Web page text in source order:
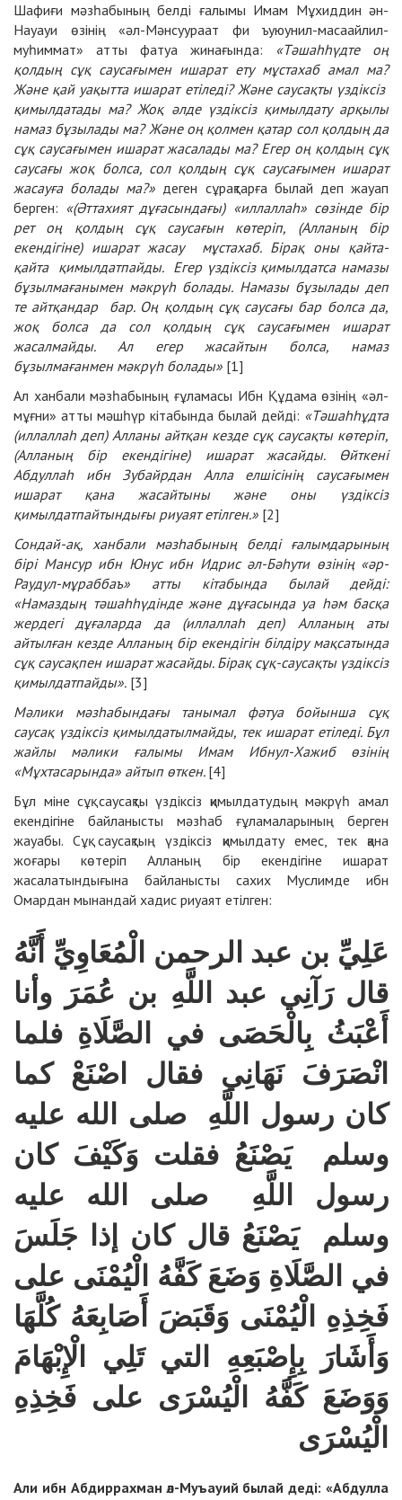
Шафиғи мәзһабының белді ғалымы Имам Мұхиддин ән-
Науауи өзінің «әл-Мәнсуураат фи ъуюунил-масаайлил-
муһиммат» атты фатуа жинағында: «Тәшаһһүдте оң
қолдың сұқ саусағымен ишарат ету мұстахаб амал ма?
Және қай уақытта ишарат етіледі? Және саусақты үздіксіз
қимылдатады ма? Жоқ әлде үздіксіз қимылдату арқылы
намаз бұзылады ма? Және оң қолмен қатар сол қолдың да
сұқ саусағымен ишарат жасалады ма? Егер оң қолдың сұқ
саусағы жоқ болса, сол қолдың сұқ саусағымен ишарат
жасауға болады ма?» деген сұрақтарға былай деп жауап
берген: «(Әттахият дұғасындағы) «иллаллаһ» сөзінде бір
рет оң қолдың сұқ саусағын көтеріп, (Алланың бір
екендігіне) ишарат жасау мұстахаб. Бірақ оны қайта-
қайта қимылдатпайды. Егер үздіксіз қимылдатса намазы
бұзылмағанымен мәкрүһ болады. Намазы бұзылады деп
те айтқандар бар. Оң қолдың сұқ саусағы бар болса да,
жоқ болса да сол қолдың сұқ саусағымен ишарат
жасалмайды. Ал егер жасайтын болса, намаз
бұзылмағанмен мәкрүһ болады» [1]
Ал ханбали мәзһабының ғұламасы Ибн Құдама өзінің «әл-
мұғни» атты мәшһүр кітабында былай дейді: «Тәшаһһұдта
(иллаллаһ деп) Алланы айтқан кезде сұқ саусақты көтеріп,
(Алланың бір екендігіне) ишарат жасайды. Өйткені
Абдуллаһ ибн Зубайрдан Алла елшісінің саусағымен
ишарат қана жасайтыны және оны үздіксіз
қимылдатпайтындығы риуаят етілген.» [2]
Сондай-ақ, ханбали мәзһабының белді ғалымдарының
бірі Мансур ибн Юнус ибн Идрис әл-Бәһути өзінің «әр-
Раудул-мұраббаъ» атты кітабында былай дейді:
«Намаздың тәшаһһүдінде және дұғасында уа һәм басқа
жердегі дұғаларда да (иллаллаһ деп) Алланың аты
айтылған кезде Алланың бір екендігін білдіру мақсатында
сұқ саусақпен ишарат жасайды. Бірақ сұқ-саусақты үздіксіз
қимылдатпайды». [3]
Мәлики мәзһабындағы танымал фәтуа бойынша сұқ
саусақ үздіксіз қимылдатылмайды, тек ишарат етіледі. Бұл
жайлы мәлики ғалымы Имам Ибнул-Хажиб өзінің
«Мұхтасарында» айтып өткен. [4]
Бұл міне сұқ саусақты үздіксіз қимылдатудың мәкрүһ амал
екендігіне байланысты мәзһаб ғұламаларының берген
жауабы. Сұқ саусақтың үздіксіз қимылдату емес, тек қана
жоғары көтеріп Алланың бір екендігіне ишарат
жасалатындығына байланысты сахих Муслимде ибн
Омардан мынандай хадис риуаят етілген:
عَلِيِّ بن عبد الرحمن الْمُعَاوِيِّ أَنَّهُ
قال رَآنِي عبد اللَّهِ بن عُمَرَ وأنا
أَعْبَثُ بِالْحَصَى في الصَّلَاةِ فلما
انْصَرَفَ نَهَانِي فقال اصْنَعْ كما
كان رسول اللَّهِ صلى الله عليه
وسلم يَصْنَعُ فقلت وَكَيْفَ كان
رسول اللَّهِ صلى الله عليه
وسلم يَصْنَعُ قال كان إذا جَلَسَ
في الصَّلَاةِ وَضَعَ كَفَّهُ الْيُمْنَى على
فَخِذِهِ الْيُمْنَى وَقَبَضَ أَصَابِعَهُ كُلَّهَا
وَأَشَارَ بِإِصْبَعِهِ التي تَلِي الْإِبْهَامَ
وَوَضَعَ كَفَّهُ الْيُسْرَى على فَخِذِهِ
الْيُسْرَى
Али ибн Абдиррахман әл-Муъауий былай деді: «Абдулла